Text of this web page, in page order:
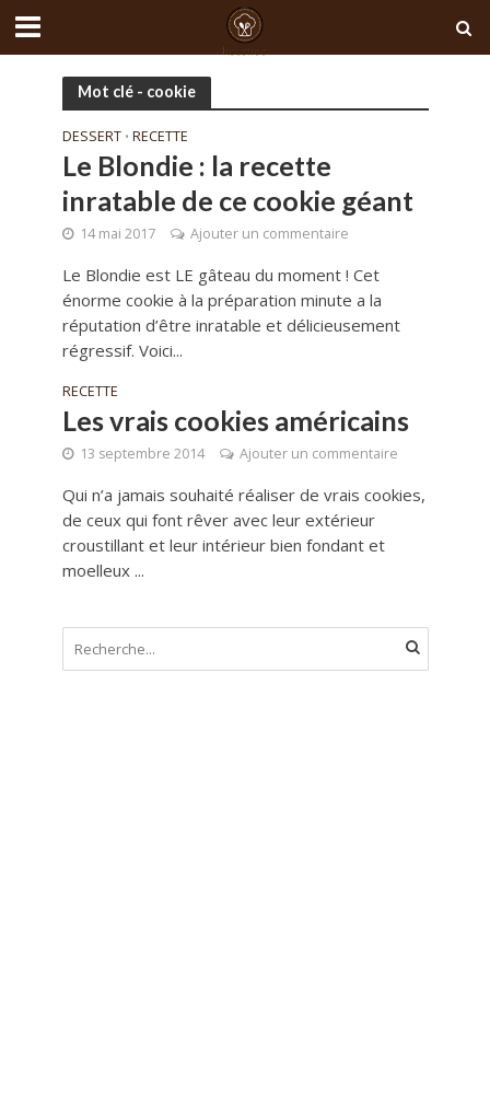
Mot clé - cookie
DESSERT • RECETTE
Le Blondie : la recette
inratable de ce cookie géant
14 mai 2017 Ajouter un commentaire
Le Blondie est LE gâteau du moment ! Cet
énorme cookie à la préparation minute a la
réputation d’être inratable et délicieusement
régressif. Voici...
RECETTE
Les vrais cookies américains
13 septembre 2014 Ajouter un commentaire
Qui n’a jamais souhaité réaliser de vrais cookies,
de ceux qui font rêver avec leur extérieur
croustillant et leur intérieur bien fondant et
moelleux ...